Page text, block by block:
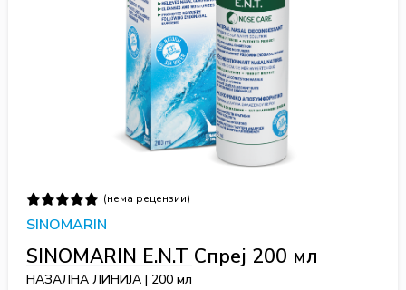
(нема рецензии)
SINOMARIN
SINOMARIN E.N.T Спреј 200 мл
НАЗАЛНА ЛИНИЈА | 200 мл